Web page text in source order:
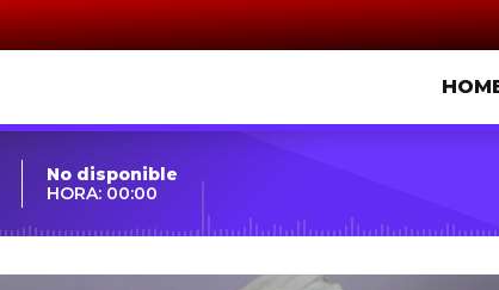
No disponible
HORA: 00:00